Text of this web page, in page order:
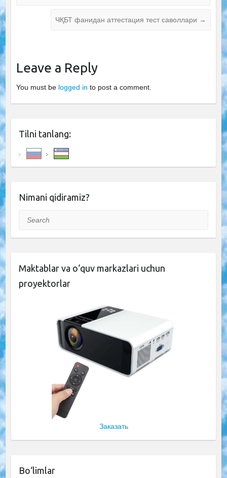
ЧҚБТ фанидан аттестация тест саволлари →
Leave a Reply
You must be logged in to post a comment.
Tilni tanlang:
Nimani qidiramiz?
Search
Maktablar va o‘quv markazlari uchun
proyektorlar
Заказать
Bo‘limlar